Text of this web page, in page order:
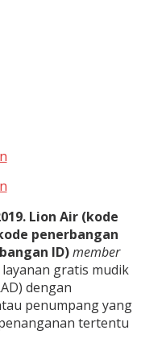
Lion Air (kode
penerbangan
ID)member
gratis mudik
dengan
penumpang yang
tertentu